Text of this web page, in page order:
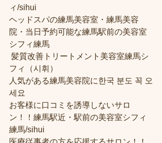
ィ/sihui
ヘッドスパの練馬美容室・練馬美容
院・当日予約可能な練馬駅前の美容室
シフィ練馬
フィ（시휘）
人気がある練馬美容院に한국 분도 꼭 오
세요
お客様に口コミを誘導しないサロ
ン！！練馬駅近・駅前の美容室シフィ
練馬/sihui